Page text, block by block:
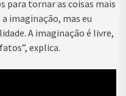
para tornar as coisas mais
imaginação, mas eu
A imaginação é livre,
explica.